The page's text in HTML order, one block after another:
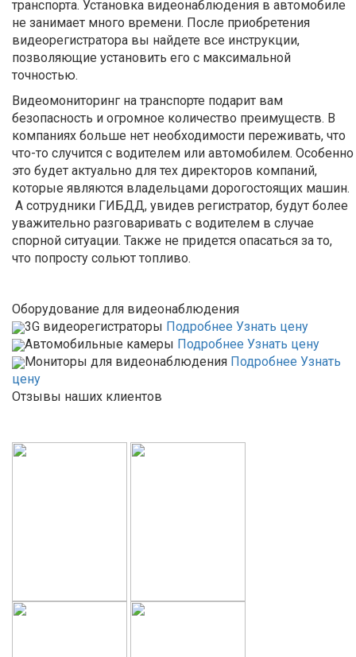
транспорта. Установка видеонаблюдения в автомобиле
не занимает много времени. После приобретения
видеорегистратора вы найдете все инструкции,
позволяющие установить его с максимальной
точностью.
Видеомониторинг на транспорте подарит вам
безопасность и огромное количество преимуществ. В
компаниях больше нет необходимости переживать, что
что-то случится с водителем или автомобилем. Особенно
это будет актуально для тех директоров компаний,
которые являются владельцами дорогостоящих машин.
А сотрудники ГИБДД, увидев регистратор, будут более
уважительно разговаривать с водителем в случае
спорной ситуации. Также не придется опасаться за то,
что попросту сольют топливо.
Оборудование для видеонаблюдения
3G видеорегистраторы Подробнее Узнать цену
Автомобильные камеры Подробнее Узнать цену
Мониторы для видеонаблюдения Подробнее Узнать
цену
Отзывы наших клиентов